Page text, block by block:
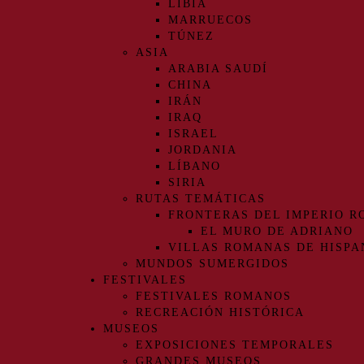
LIBIA
MARRUECOS
TÚNEZ
ASIA
ARABIA SAUDÍ
CHINA
IRÁN
IRAQ
ISRAEL
JORDANIA
LÍBANO
SIRIA
RUTAS TEMÁTICAS
FRONTERAS DEL IMPERIO
EL MURO DE ADRIANO
VILLAS ROMANAS DE
MUNDOS SUMERGIDOS
FESTIVALES
FESTIVALES ROMANOS
RECREACIÓN HISTÓRICA
MUSEOS
EXPOSICIONES TEMPORALES
GRANDES MUSEOS